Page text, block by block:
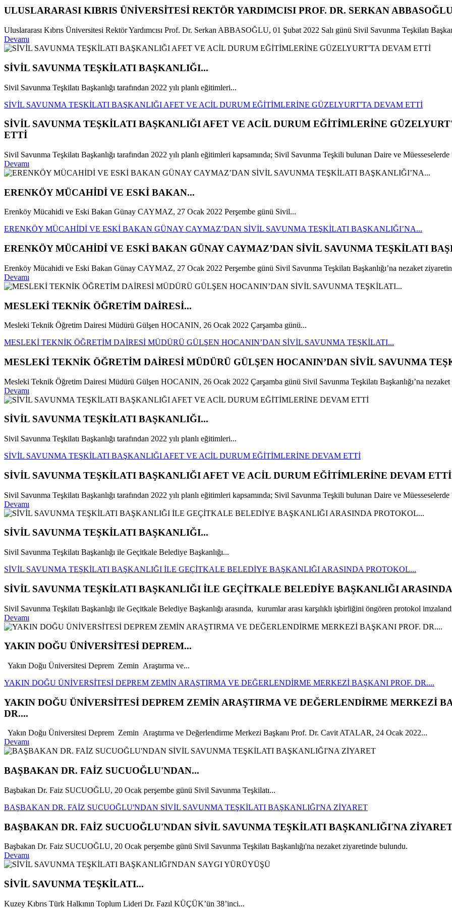
ULUSLARARASI KIBRIS ÜNİVERSİTESİ REKTÖR YARDIMCISI PROF. DR. SERKAN
Uluslararası Kıbrıs Üniversitesi Rektör Yardımcısı Prof. Dr. Serkan ABBASOĞLU, 01 Şubat 2022 Salı günü Sivil Savunma Teşkilatı
Devamı
SİVİL SAVUNMA TEŞKİLATI BAŞKANLIĞI...
Sivil Savunma Teşkilatı Başkanlığı tarafından 2022 yılı planlı eğitimleri...
SİVİL SAVUNMA TEŞKİLATI BAŞKANLIĞI AFET VE ACİL DURUM EĞİTİMLERİNE GÜZELYURT'TA DEVAM ETTİ
SİVİL SAVUNMA TEŞKİLATI BAŞKANLIĞI AFET VE ACİL DURUM EĞİTİMLERİNE
ETTİ
Sivil Savunma Teşkilatı Başkanlığı tarafından 2022 yılı planlı eğitimleri kapsamında; Sivil Savunma Teşkili bulunan Daire ve
Devamı
ERENKÖY MÜCAHİDİ VE ESKİ BAKAN...
Erenköy Mücahidi ve Eski Bakan Günay CAYMAZ, 27 Ocak 2022 Perşembe günü Sivil...
ERENKÖY MÜCAHİDİ VE ESKİ BAKAN GÜNAY CAYMAZ’DAN SİVİL SAVUNMA TEŞKİLATI BAŞKANLIĞI’NA...
ERENKÖY MÜCAHİDİ VE ESKİ BAKAN GÜNAY CAYMAZ’DAN SİVİL SAVUNMA TEŞKİLATI
Erenköy Mücahidi ve Eski Bakan Günay CAYMAZ, 27 Ocak 2022 Perşembe günü Sivil Savunma Teşkilatı Başkanlığı’na nezaket
Devamı
MESLEKİ TEKNİK ÖĞRETİM DAİRESİ...
Mesleki Teknik Öğretim Dairesi Müdürü Gülşen HOCANIN, 26 Ocak 2022 Çarşamba günü...
MESLEKİ TEKNİK ÖĞRETİM DAİRESİ MÜDÜRÜ GÜLŞEN HOCANIN’DAN SİVİL SAVUNMA TEŞKİLATI...
MESLEKİ TEKNİK ÖĞRETİM DAİRESİ MÜDÜRÜ GÜLŞEN HOCANIN’DAN SİVİL SAVUNMA
Mesleki Teknik Öğretim Dairesi Müdürü Gülşen HOCANIN, 26 Ocak 2022 Çarşamba günü Sivil Savunma Teşkilatı Başkanlığı’na nezaket
Devamı
SİVİL SAVUNMA TEŞKİLATI BAŞKANLIĞI...
Sivil Savunma Teşkilatı Başkanlığı tarafından 2022 yılı planlı eğitimleri...
SİVİL SAVUNMA TEŞKİLATI BAŞKANLIĞI AFET VE ACİL DURUM EĞİTİMLERİNE DEVAM ETTİ
SİVİL SAVUNMA TEŞKİLATI BAŞKANLIĞI AFET VE ACİL DURUM EĞİTİMLERİNE DEVAM ETTİ
Sivil Savunma Teşkilatı Başkanlığı tarafından 2022 yılı planlı eğitimleri kapsamında; Sivil Savunma Teşkili bulunan Daire ve
Devamı
SİVİL SAVUNMA TEŞKİLATI BAŞKANLIĞI...
Sivil Savunma Teşkilatı Başkanlığı ile Geçitkale Belediye Başkanlığı...
SİVİL SAVUNMA TEŞKİLATI BAŞKANLIĞI İLE GEÇİTKALE BELEDİYE BAŞKANLIĞI ARASINDA PROTOKOL...
SİVİL SAVUNMA TEŞKİLATI BAŞKANLIĞI İLE GEÇİTKALE BELEDİYE BAŞKANLIĞI
Sivil Savunma Teşkilatı Başkanlığı ile Geçitkale Belediye Başkanlığı arasında, kurumlar arası karşılıklı işbirliğini öngören protokol
Devamı
YAKIN DOĞU ÜNİVERSİTESİ DEPREM...
Yakın Doğu Üniversitesi Deprem Zemin Araştırma ve...
YAKIN DOĞU ÜNİVERSİTESİ DEPREM ZEMİN ARAŞTIRMA VE DEĞERLENDİRME MERKEZİ BAŞKANI PROF. DR....
YAKIN DOĞU ÜNİVERSİTESİ DEPREM ZEMİN ARAŞTIRMA VE DEĞERLENDİRME MERKEZİ
DR....
Yakın Doğu Üniversitesi Deprem Zemin Araştırma ve Değerlendirme Merkezi Başkanı Prof. Dr. Cavit ATALAR, 24 Ocak 2022...
Devamı
BAŞBAKAN DR. FAİZ SUCUOĞLU'NDAN...
Başbakan Dr. Faiz SUCUOĞLU, 20 Ocak perşembe günü Sivil Savunma Teşkilatı...
BAŞBAKAN DR. FAİZ SUCUOĞLU'NDAN SİVİL SAVUNMA TEŞKİLATI BAŞKANLIĞI'NA ZİYARET
BAŞBAKAN DR. FAİZ SUCUOĞLU'NDAN SİVİL SAVUNMA TEŞKİLATI BAŞKANLIĞI'NA
Başbakan Dr. Faiz SUCUOĞLU, 20 Ocak perşembe günü Sivil Savunma Teşkilatı Başkanlığı'na nezaket ziyaretinde bulundu.
Devamı
SİVİL SAVUNMA TEŞKİLATI...
Kuzey Kıbrıs Türk Halkının Toplum Lideri Dr. Fazıl KÜÇÜK’ün 38’inci...